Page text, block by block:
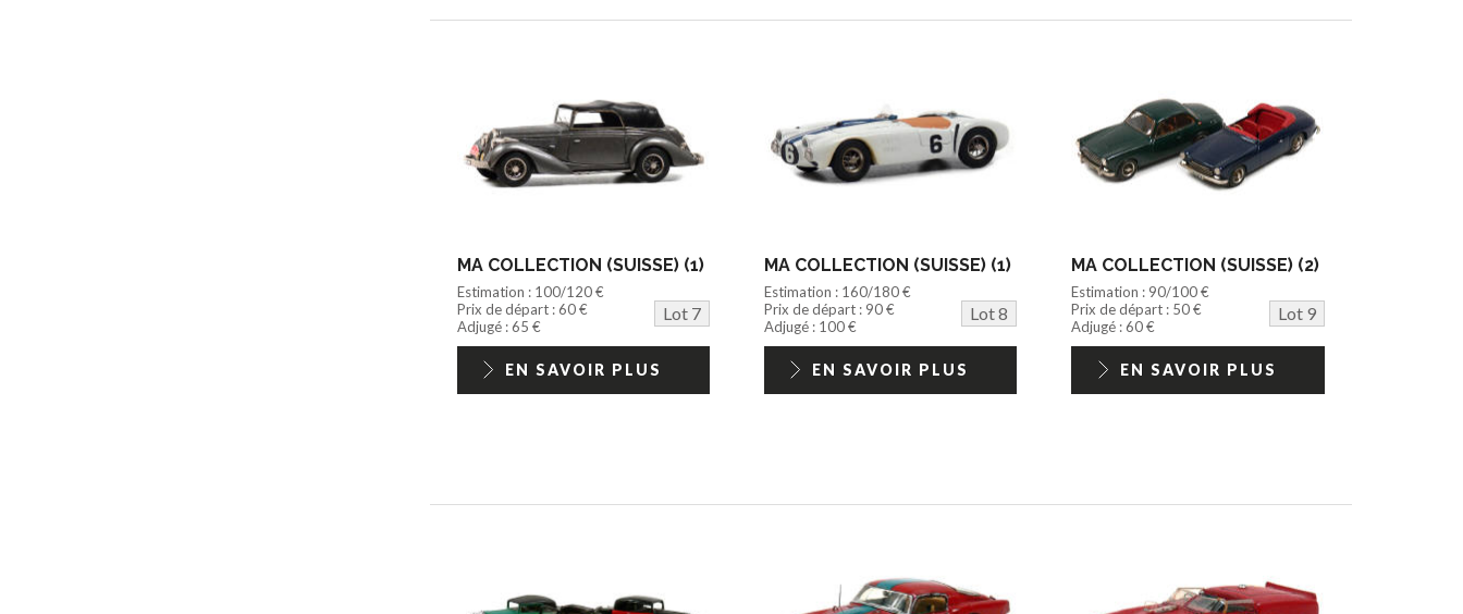
MA COLLECTION (SUISSE) (1)
Estimation : 100/120 €
Prix de départ : 60 €
Lot 7
Adjugé : 65 €
EN SAVOIR PLUS
MA COLLECTION (SUISSE) (1)
Estimation : 160/180 €
Prix de départ : 90 €
Lot 8
Adjugé : 100 €
EN SAVOIR PLUS
MA COLLECTION (SUISSE) (2)
Estimation : 90/100 €
Prix de départ : 50 €
Lot 9
Adjugé : 60 €
EN SAVOIR PLUS